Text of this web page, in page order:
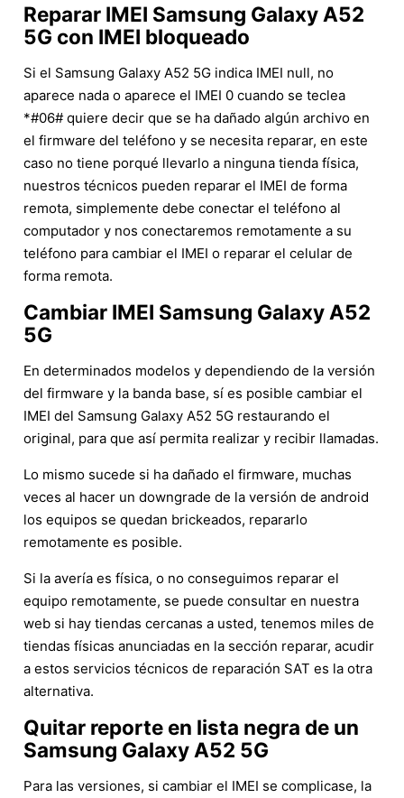
Reparar IMEI Samsung Galaxy A52
5G con IMEI bloqueado
Si el Samsung Galaxy A52 5G indica IMEI null, no
aparece nada o aparece el IMEI 0 cuando se teclea
*#06# quiere decir que se ha dañado algún archivo en
el firmware del teléfono y se necesita reparar, en este
caso no tiene porqué llevarlo a ninguna tienda física,
nuestros técnicos pueden reparar el IMEI de forma
remota, simplemente debe conectar el teléfono al
computador y nos conectaremos remotamente a su
teléfono para cambiar el IMEI o reparar el celular de
forma remota.
Cambiar IMEI Samsung Galaxy A52
5G
En determinados modelos y dependiendo de la versión
del firmware y la banda base, sí es posible cambiar el
IMEI del Samsung Galaxy A52 5G restaurando el
original, para que así permita realizar y recibir llamadas.
Lo mismo sucede si ha dañado el firmware, muchas
veces al hacer un downgrade de la versión de android
los equipos se quedan brickeados, repararlo
remotamente es posible.
Si la avería es física, o no conseguimos reparar el
equipo remotamente, se puede consultar en nuestra
web si hay tiendas cercanas a usted, tenemos miles de
tiendas físicas anunciadas en la sección reparar, acudir
a estos servicios técnicos de reparación SAT es la otra
alternativa.
Quitar reporte en lista negra de un
Samsung Galaxy A52 5G
Para las versiones, si cambiar el IMEI se complicase, la